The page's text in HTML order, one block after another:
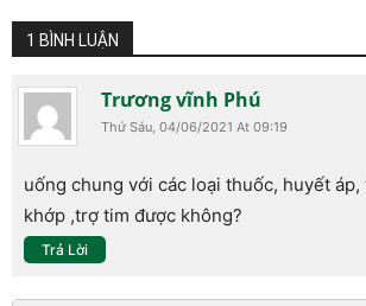
1 BÌNH LUẬN
Trương vĩnh Phú
Thứ Sáu, 04/06/2021 At 09:19
uống chung với các loại thuốc, huyết
khớp ,trợ tim được không?
Trả Lời